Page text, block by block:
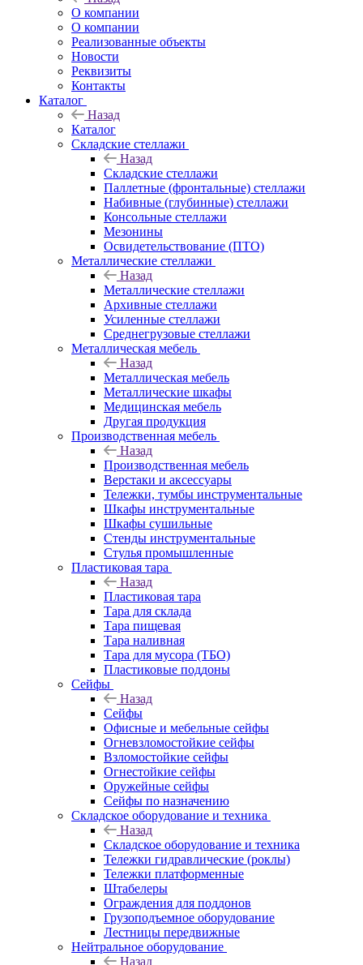
О компании
О компании
Реализованные объекты
Новости
Реквизиты
Контакты
Каталог
Назад
Каталог
Складские стеллажи
Назад
Складские стеллажи
Паллетные (фронтальные) стеллажи
Набивные (глубинные) стеллажи
Консольные стеллажи
Мезонины
Освидетельствование (ПТО)
Металлические стеллажи
Назад
Металлические стеллажи
Архивные стеллажи
Усиленные стеллажи
Среднегрузовые стеллажи
Металлическая мебель
Назад
Металлическая мебель
Металлические шкафы
Медицинская мебель
Другая продукция
Производственная мебель
Назад
Производственная мебель
Верстаки и аксессуары
Тележки, тумбы инструментальные
Шкафы инструментальные
Шкафы сушильные
Стенды инструментальные
Cтулья промышленные
Пластиковая тара
Назад
Пластиковая тара
Тара для склада
Тара пищевая
Тара наливная
Тара для мусора (ТБО)
Пластиковые поддоны
Сейфы
Назад
Сейфы
Офисные и мебельные сейфы
Огневзломостойкие сейфы
Взломостойкие сейфы
Огнестойкие сейфы
Оружейные сейфы
Сейфы по назначению
Складское оборудование и техника
Назад
Складское оборудование и техника
Тележки гидравлические (роклы)
Тележки платформенные
Штабелеры
Ограждения для поддонов
Грузоподъемное оборудование
Лестницы передвижные
Нейтральное оборудование
Назад